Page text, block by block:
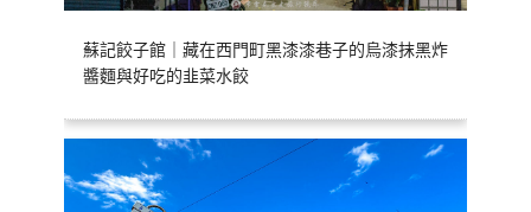
蘇記餃子館｜藏在西門町黑漆漆巷子的烏漆抹黑炸
醬麵與好吃的韭菜水餃